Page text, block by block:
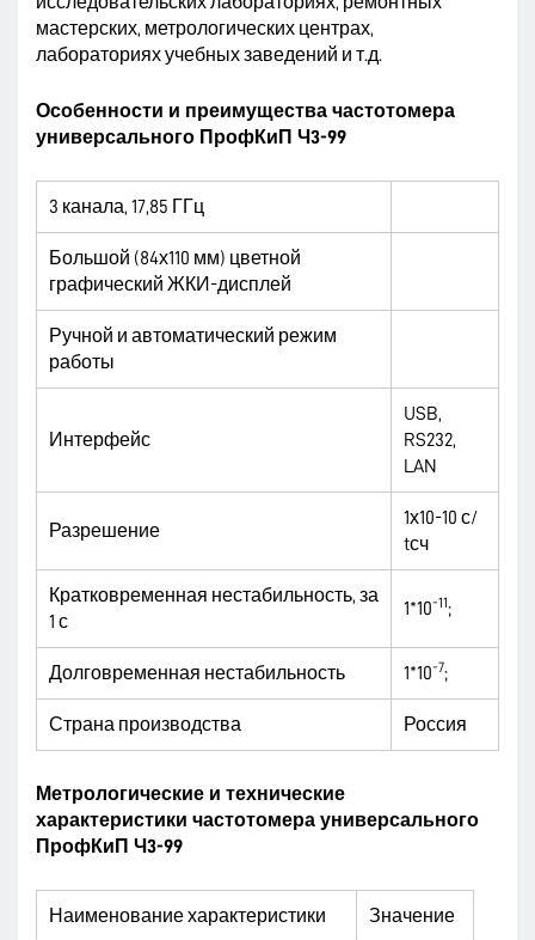
мастерских, метрологических центрах,
лабораториях учебных заведений и т.д.
Особенности и преимущества частотомера
универсального ПрофКиП Ч3-99
3 канала, 17,85 ГГц
Большой (84х110 мм) цветной
графический ЖКИ-дисплей
Ручной и автоматический режим
работы
Интерфейс
USB,
RS232,
LAN
Разрешение
1х10-10 с/
tсч
Кратковременная нестабильность, за
1 с
1*10-11;
Долговременная нестабильность 1*10-7;
Страна производства Россия
Метрологические и технические
характеристики частотомера универсального
ПрофКиП Ч3-99
Наименование характеристики Значение